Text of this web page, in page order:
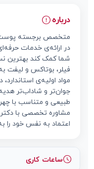
درباره
متخصص برجسته پوست
در ارائه‌ی خدمات
شما کمک کند بهترین
فیلر، بوتاکس و لیفت
مواد اولیه‌ی
جوان‌تر و شاداب‌تر
طبیعی و متناسب با
مشاوره تخصصی با دکتر
اعتماد به نفس خود را
ساعات کاری